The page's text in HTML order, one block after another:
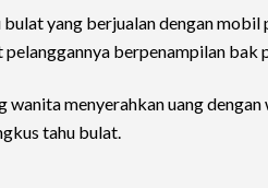
bulat yang berjualan dengan mobil
pelanggannya berpenampilan bak
wanita menyerahkan uang
tahu bulat.